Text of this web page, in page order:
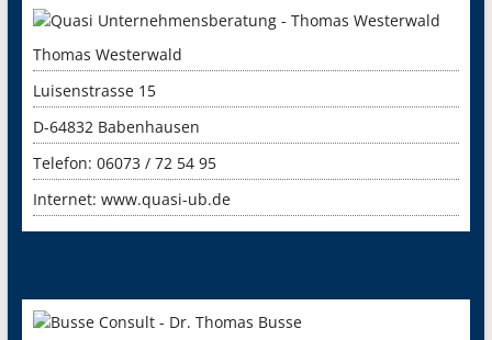
Thomas Westerwald
Luisenstrasse 15
D-64832 Babenhausen
Telefon: 06073 / 72 54 95
Internet: www.quasi-ub.de